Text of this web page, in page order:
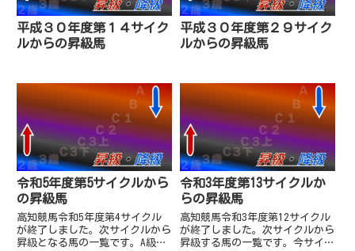
平成３０年度第１４サイク
ルからの昇級馬
平成３０年度第２９サイク
ルからの昇級馬
令和5年度第5サイクルから
の昇級馬
高知競馬令和5年度第4サイクル
が終了しました。次サイクルから
昇級となる馬の一覧です。A級昇
令和3年度第13サイクルか
らの昇級馬
高知競馬令和3年度第12サイクル
が終了しました。次サイクルから
昇級する馬の一覧です。今サイク